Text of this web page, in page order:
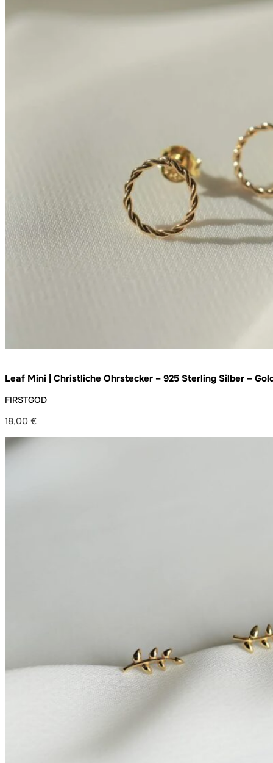
Leaf Mini | Christliche Ohrstecker – 925 Sterling Silber –
FIRSTGOD
18,00 €